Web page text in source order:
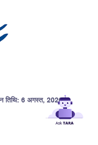
तिथि: 6 अगस्त, 2026